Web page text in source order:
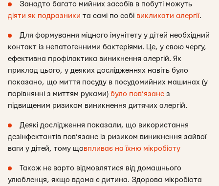
Занадто багато мийних засобів в побуті можуть
діяти як подразники та самі по собі викликати алергії.
Для формування міцного імунітету у дітей необхідний
контакт із непатогенними бактеріями. Це, у свою чергу,
ефективна профілактика виникнення алергій. Як
приклад цього, у деяких дослідженнях навіть було
показано, що миття посуду в посудомийних машинах (у
порівнянні з миттям руками) було пов’язане з
підвищеним ризиком виникнення дитячих алергій.
Деякі дослідження показали, що використання
дезінфектантів пов’язане із ризиком виникнення зайвої
ваги у дітей, тому щовпливає на їхню мікробіоту
Також не варто відмовлятися від домашнього
улюбленця, якщо вдома є дитина. Здорова мікробіота